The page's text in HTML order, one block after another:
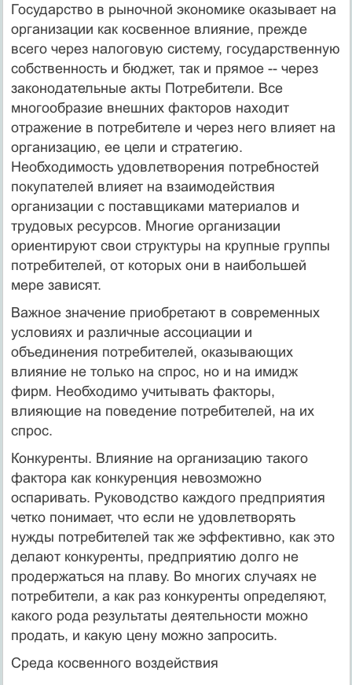
Государство в рыночной экономике оказывает на
организации как косвенное влияние, прежде
всего через налоговую систему, государственную
собственность и бюджет, так и прямое -- через
законодательные акты Потребители. Все
многообразие внешних факторов находит
отражение в потребителе и через него влияет на
организацию, ее цели и стратегию.
Необходимость удовлетворения потребностей
покупателей влияет на взаимодействия
организации с поставщиками материалов и
трудовых ресурсов. Многие организации
ориентируют свои структуры на крупные группы
потребителей, от которых они в наибольшей
мере зависят.
Важное значение приобретают в современных
условиях и различные ассоциации и
объединения потребителей, оказывающих
влияние не только на спрос, но и на имидж
фирм. Необходимо учитывать факторы,
влияющие на поведение потребителей, на их
спрос.
Конкуренты. Влияние на организацию такого
фактора как конкуренция невозможно
оспаривать. Руководство каждого предприятия
четко понимает, что если не удовлетворять
нужды потребителей так же эффективно, как это
делают конкуренты, предприятию долго не
продержаться на плаву. Во многих случаях не
потребители, а как раз конкуренты определяют,
какого рода результаты деятельности можно
продать, и какую цену можно запросить.
Среда косвенного воздействия